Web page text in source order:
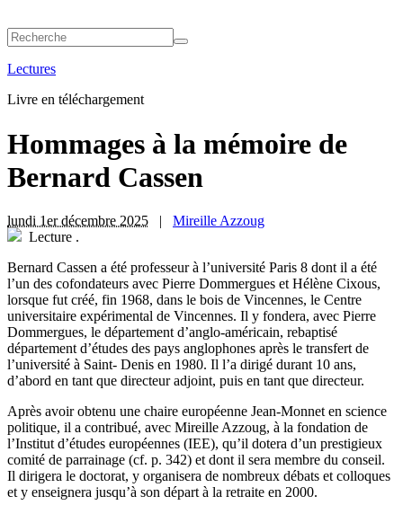
Lectures
Livre en téléchargement
Hommages à la mémoire de
Bernard Cassen
lundi 1er décembre 2025 | Mireille Azzoug
Lecture .
Bernard Cassen a été professeur à l’université Paris 8 dont il a été
l’un des cofondateurs avec Pierre Dommergues et Hélène Cixous,
lorsque fut créé, fin 1968, dans le bois de Vincennes, le Centre
universitaire expérimental de Vincennes. Il y fondera, avec Pierre
Dommergues, le département d’anglo-américain, rebaptisé
département d’études des pays anglophones après le transfert de
l’université à Saint- Denis en 1980. Il l’a dirigé durant 10 ans,
d’abord en tant que directeur adjoint, puis en tant que directeur.
Après avoir obtenu une chaire européenne Jean-Monnet en science
politique, il a contribué, avec Mireille Azzoug, à la fondation de
l’Institut d’études européennes (IEE), qu’il dotera d’un prestigieux
comité de parrainage (cf. p. 342) et dont il sera membre du conseil.
Il dirigera le doctorat, y organisera de nombreux débats et colloques
et y enseignera jusqu’à son départ à la retraite en 2000.